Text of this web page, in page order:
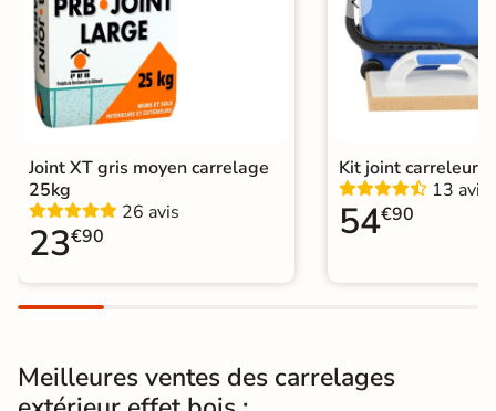
Nombres de
tampons
Résistant au Gel
Conditionnement
Choix
Pose
Origine Espagne
Joint XT gris moyen carrelage
25kg
26 avis
23€90
Kit joint carreleur
13 avis
54€90
Meilleures ventes des carrelages